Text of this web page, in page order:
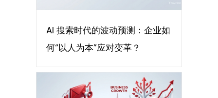
AI 搜索时代的波动预测：企业如
何“以人为本”应对变革？